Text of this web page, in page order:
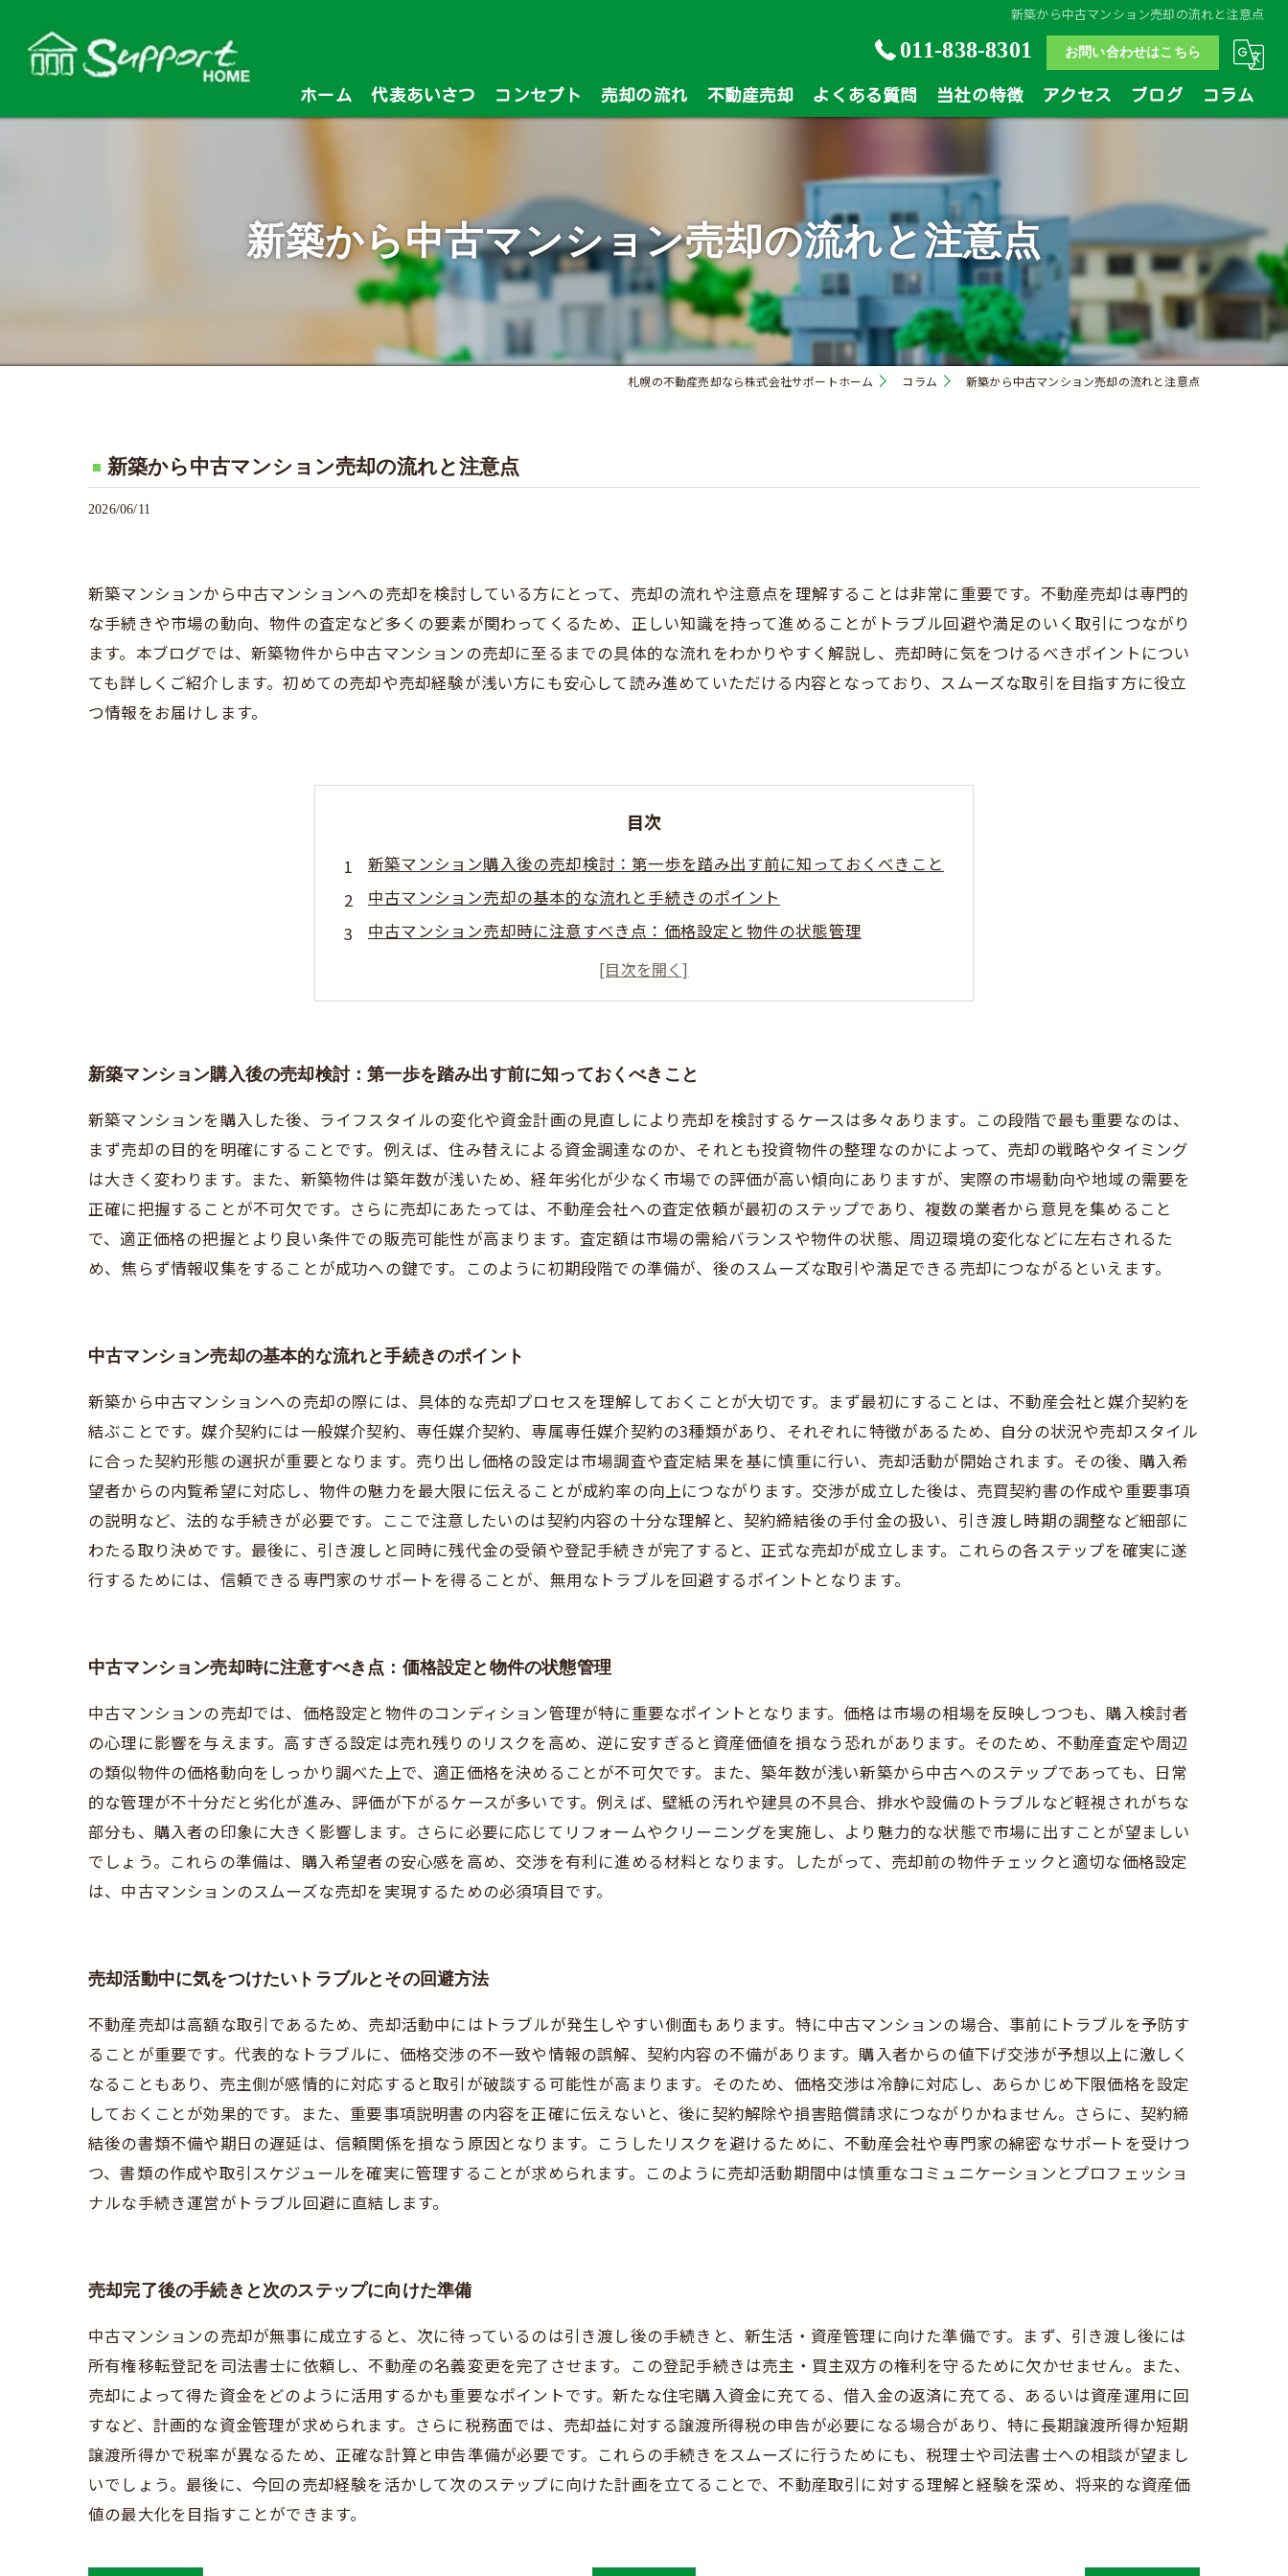
新築から中古マンション売却の流れと注意点
011-838-8301 お問い合わせはこちら
ホーム 代表あいさつ コンセプト 売却の流れ 不動産売却 よくある質問 当社の特徴
戸建
マンション
相続
買い替え
アクセス ブログ コラム
新築から中古マンション売却の流れと注意点
札幌の不動産売却なら株式会社サポートホーム コラム 新築から中古マンション売却の流れと注意点
新築から中古マンション売却の流れと注意点
2026/06/11
新築マンションから中古マンションへの売却を検討している方にとって、売却の流れや注意点を理解することは非常に重要です。不動産売却は専門的
な手続きや市場の動向、物件の査定など多くの要素が関わってくるため、正しい知識を持って進めることがトラブル回避や満足のいく取引につながり
ます。本ブログでは、新築物件から中古マンションの売却に至るまでの具体的な流れをわかりやすく解説し、売却時に気をつけるべきポイントについ
ても詳しくご紹介します。初めての売却や売却経験が浅い方にも安心して読み進めていただける内容となっており、スムーズな取引を目指す方に役立
つ情報をお届けします。
目次
新築マンション購入後の売却検討：第一歩を踏み出す前に知っておくべきこと
中古マンション売却の基本的な流れと手続きのポイント
中古マンション売却時に注意すべき点：価格設定と物件の状態管理
売却活動中に気をつけたいトラブルとその回避方法
売却完了後の手続きと次のステップに向けた準備
新築マンション購入後の売却検討：第一歩を踏み出す前に知っておくべきこと
新築マンションを購入した後、ライフスタイルの変化や資金計画の見直しにより売却を検討するケースは多々あります。この段階で最も重要なのは、
まず売却の目的を明確にすることです。例えば、住み替えによる資金調達なのか、それとも投資物件の整理なのかによって、売却の戦略やタイミング
は大きく変わります。また、新築物件は築年数が浅いため、経年劣化が少なく市場での評価が高い傾向にありますが、実際の市場動向や地域の需要を
正確に把握することが不可欠です。さらに売却にあたっては、不動産会社への査定依頼が最初のステップであり、複数の業者から意見を集めること
で、適正価格の把握とより良い条件での販売可能性が高まります。査定額は市場の需給バランスや物件の状態、周辺環境の変化などに左右されるた
め、焦らず情報収集をすることが成功への鍵です。このように初期段階での準備が、後のスムーズな取引や満足できる売却につながるといえます。
中古マンション売却の基本的な流れと手続きのポイント
新築から中古マンションへの売却の際には、具体的な売却プロセスを理解しておくことが大切です。まず最初にすることは、不動産会社と媒介契約を
結ぶことです。媒介契約には一般媒介契約、専任媒介契約、専属専任媒介契約の3種類があり、それぞれに特徴があるため、自分の状況や売却スタイル
に合った契約形態の選択が重要となります。売り出し価格の設定は市場調査や査定結果を基に慎重に行い、売却活動が開始されます。その後、購入希
望者からの内覧希望に対応し、物件の魅力を最大限に伝えることが成約率の向上につながります。交渉が成立した後は、売買契約書の作成や重要事項
の説明など、法的な手続きが必要です。ここで注意したいのは契約内容の十分な理解と、契約締結後の手付金の扱い、引き渡し時期の調整など細部に
わたる取り決めです。最後に、引き渡しと同時に残代金の受領や登記手続きが完了すると、正式な売却が成立します。これらの各ステップを確実に遂
行するためには、信頼できる専門家のサポートを得ることが、無用なトラブルを回避するポイントとなります。
中古マンション売却時に注意すべき点：価格設定と物件の状態管理
中古マンションの売却では、価格設定と物件のコンディション管理が特に重要なポイントとなります。価格は市場の相場を反映しつつも、購入検討者
の心理に影響を与えます。高すぎる設定は売れ残りのリスクを高め、逆に安すぎると資産価値を損なう恐れがあります。そのため、不動産査定や周辺
の類似物件の価格動向をしっかり調べた上で、適正価格を決めることが不可欠です。また、築年数が浅い新築から中古へのステップであっても、日常
的な管理が不十分だと劣化が進み、評価が下がるケースが多いです。例えば、壁紙の汚れや建具の不具合、排水や設備のトラブルなど軽視されがちな
部分も、購入者の印象に大きく影響します。さらに必要に応じてリフォームやクリーニングを実施し、より魅力的な状態で市場に出すことが望ましい
でしょう。これらの準備は、購入希望者の安心感を高め、交渉を有利に進める材料となります。したがって、売却前の物件チェックと適切な価格設定
は、中古マンションのスムーズな売却を実現するための必須項目です。
売却活動中に気をつけたいトラブルとその回避方法
不動産売却は高額な取引であるため、売却活動中にはトラブルが発生しやすい側面もあります。特に中古マンションの場合、事前にトラブルを予防す
ることが重要です。代表的なトラブルに、価格交渉の不一致や情報の誤解、契約内容の不備があります。購入者からの値下げ交渉が予想以上に激しく
なることもあり、売主側が感情的に対応すると取引が破談する可能性が高まります。そのため、価格交渉は冷静に対応し、あらかじめ下限価格を設定
しておくことが効果的です。また、重要事項説明書の内容を正確に伝えないと、後に契約解除や損害賠償請求につながりかねません。さらに、契約締
結後の書類不備や期日の遅延は、信頼関係を損なう原因となります。こうしたリスクを避けるために、不動産会社や専門家の綿密なサポートを受けつ
つ、書類の作成や取引スケジュールを確実に管理することが求められます。このように売却活動期間中は慎重なコミュニケーションとプロフェッショ
ナルな手続き運営がトラブル回避に直結します。
売却完了後の手続きと次のステップに向けた準備
中古マンションの売却が無事に成立すると、次に待っているのは引き渡し後の手続きと、新生活・資産管理に向けた準備です。まず、引き渡し後には
所有権移転登記を司法書士に依頼し、不動産の名義変更を完了させます。この登記手続きは売主・買主双方の権利を守るために欠かせません。また、
売却によって得た資金をどのように活用するかも重要なポイントです。新たな住宅購入資金に充てる、借入金の返済に充てる、あるいは資産運用に回
すなど、計画的な資金管理が求められます。さらに税務面では、売却益に対する譲渡所得税の申告が必要になる場合があり、特に長期譲渡所得か短期
譲渡所得かで税率が異なるため、正確な計算と申告準備が必要です。これらの手続きをスムーズに行うためにも、税理士や司法書士への相談が望まし
いでしょう。最後に、今回の売却経験を活かして次のステップに向けた計画を立てることで、不動産取引に対する理解と経験を深め、将来的な資産価
値の最大化を目指すことができます。